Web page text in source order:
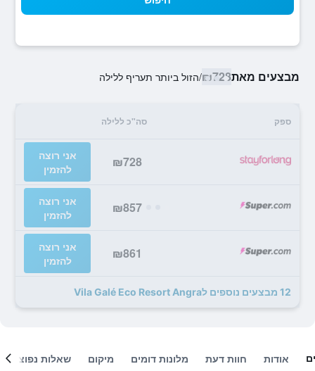
מבצעים מאת₪728
/הזול ביותר תעריף ללילה
ספק סה"כ ללילה
₪728
אני רוצה
להזמין
₪857
אני רוצה
להזמין
₪861
אני רוצה
להזמין
12 מבצעים נוספים לVila Galé Eco Resort Angra
אודות חוות דעת מלונות דומים מיקום שאלות נפוצות